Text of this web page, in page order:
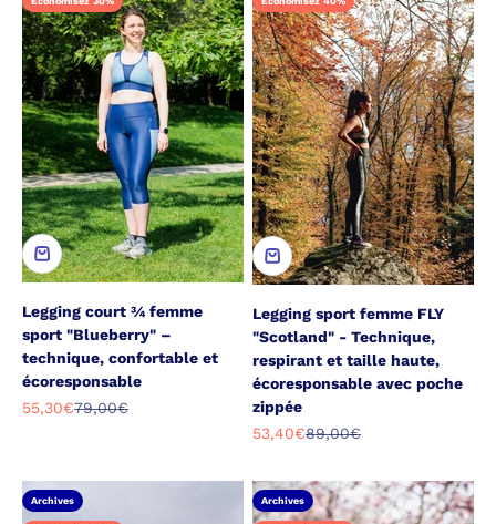
Legging court ¾ femme
sport "Blueberry" –
technique, confortable et
écoresponsable
Prix de vente
55,30€Prix normal
79,00€
Legging sport femme FLY
"Scotland" - Technique,
respirant et taille haute,
écoresponsable avec poche
zippée
Prix de vente
53,40€Prix normal
89,00€
Archives Archives